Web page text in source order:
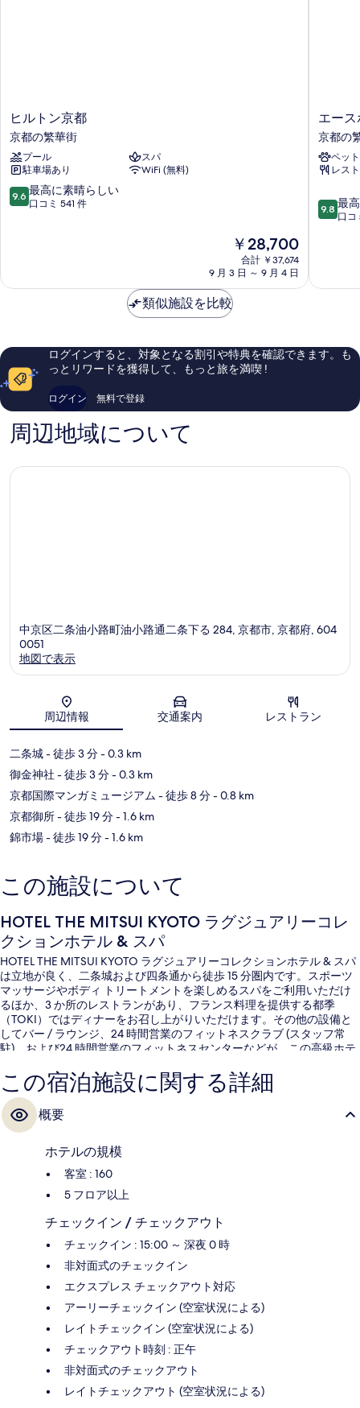
真
を
表
示
す
ー
(Onsen
Suite
Room
Twin)
て
真
を
表
示
す
ュ
(Onsen
Room
Twin)
ヒ
ル
ト
ン
京
都
京
ヒルトン京都
京都の繁華街
プール
スパ
駐車場あり
WiFi (無料)
10
段
に
し
口
コ
541
件
の
口
9.6 最高に素晴らしい
口コミ 541 件
現
の
金
は
￥28,700
合計 ￥37,674
9 月 3 日 ～ 9 月 4 日
エ
ー
ス
ホ
テ
京
都
華
エー
京都の
ペッ
レス
10
段
高
ら
し
件
9.8 最
口コ
類似施設を比較
ログインすると、対象となる割引や特典を確認できます。も
っとリワードを獲得して、もっと旅を満喫 !
ログイン 無料で登録
周辺地域について
中京区二条油小路町油小路通二条下る 284, 京都市, 京都府, 604
0051
地図で表示
周辺情報 交通案内 レストラン
二条城- 徒歩 3 分- 0.3 km
御金神社 - 徒歩 3 分- 0.3 km
京都国際マンガミュージアム - 徒歩 8 分- 0.8 km
京都御所- 徒歩 19 分- 1.6 km
錦市場- 徒歩 19 分- 1.6 km
この施設について
HOTEL THE MITSUI KYOTO ラグジュアリーコレ
クションホテル & スパ
HOTEL THE MITSUI KYOTO ラグジュアリーコレクションホテル & スパ
は立地が良く、二条城および四条通から徒歩 15 分圏内です。スポーツ
マッサージやボディ トリートメントを楽しめるスパをご利用いただけ
るほか、3 か所のレストランがあり、フランス料理を提供する都季
（TOKI）ではディナーをお召し上がりいただけます。その他の設備と
してバー / ラウンジ、24 時間営業のフィットネスクラブ (スタッフ常
駐)、および24 時間営業のフィットネスセンターなどが、この高級ホテ
周辺ではさまざまな公共交通機関を利用できます。地下鉄 二条城前駅
までは 4 分、地下鉄烏丸御池駅までは 9 分です。
この宿泊施設に関する詳細
概要
ホテルの規模
客室 : 160
5 フロア以上
チェックイン / チェックアウト
チェックイン : 15:00 ～ 深夜 0 時
非対面式のチェックイン
エクスプレス チェックアウト対応
アーリーチェックイン (空室状況による)
レイトチェックイン (空室状況による)
チェックアウト時刻 : 正午
非対面式のチェックアウト
レイトチェックアウト (空室状況による)